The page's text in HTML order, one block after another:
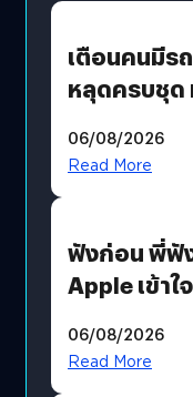
เตือนคนมีร
หลุดครบชุด
รหัสผ่านหลุด
06/08/2026
Read More
ฟังก่อน พี่ฟั
Apple เข้าใ
06/08/2026
Read More